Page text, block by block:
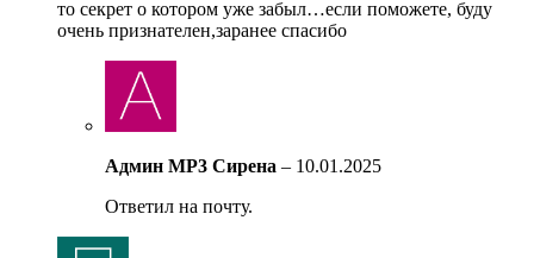
то секрет о котором уже забыл…если поможете, буду
очень признателен,заранее спасибо
Админ MP3 Сирена – 10.01.2025
Ответил на почту.